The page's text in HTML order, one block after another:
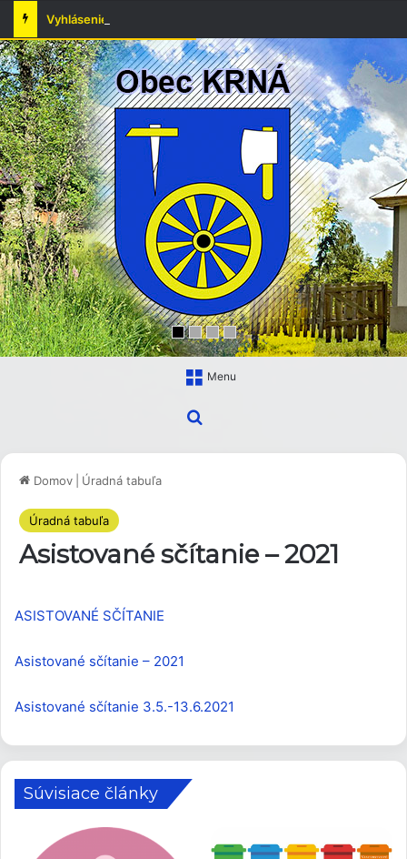
Menu
Domov Úradná tabuľa
Úradná tabuľa
Asistované sčítanie – 2021
ASISTOVANÉ SČÍTANIE
Asistované sčítanie – 2021
Asistované sčítanie 3.5.-13.6.2021
Súvisiace články